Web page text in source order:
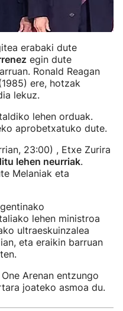
erabaki dute
egin dute
Ronald Reagan
ere, hotzak
lekuz.
lehen orduak.
aprobetxatuko dute.
23:00) , Etxe Zurira
lehen neurriak.
Melaniak eta
lehen ministroa
ultraeskuinzalea
eta eraikin barruan
Arenan entzungo
joateko asmoa du.